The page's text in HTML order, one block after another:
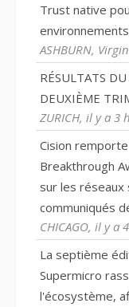
Trust native
ASHBURN,
RÉSULTATS
DEUXIÈME
ZURICH, il y a 3
Cision
Breakthrough
sur les réseaux
communiqués
CHICAGO, il y a
La septième
Supermicro
l'écosystème,